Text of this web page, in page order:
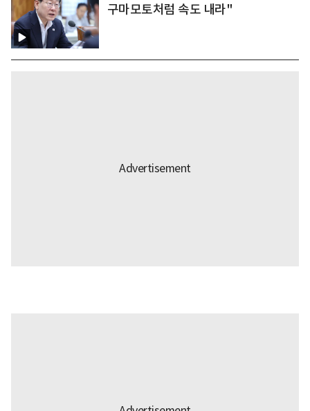
구마모토처럼 속도 내라"